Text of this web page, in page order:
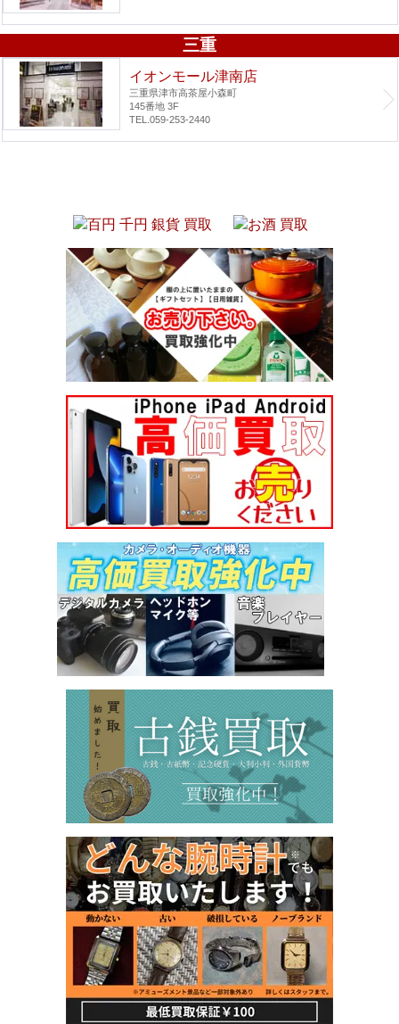
三重
イオンモール津南店
三重県津市高茶屋小森町
145番地 3F
TEL.059-253-2440